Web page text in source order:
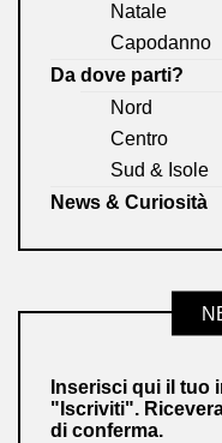
Natale
Capodanno
Da dove parti?
Nord
Centro
Sud & Isole
News & Curiosità
Inserisci qui il tuo
"Iscriviti".
di conferma.